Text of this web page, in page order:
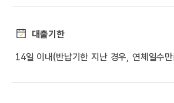
대출기한
14일 이내(반납기한 지난 경우, 연체일수